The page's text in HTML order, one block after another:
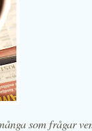
som frågar